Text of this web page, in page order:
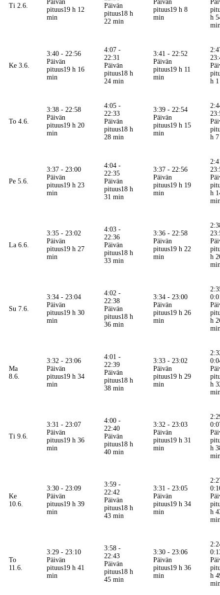
Ti 2.6.
Päivän
pituus19 h 12
min
Päivän
pituus18 h
22 min
Päivän
pituus19 h 8
min
h
Ke 3.6.
3:40 - 22:56
Päivän
pituus19 h 16
min
4:07 -
22:31
Päivän
pituus18 h
24 min
3:41 - 22:52
Päivän
pituus19 h 11
min
h
To 4.6.
3:38 - 22:58
Päivän
pituus19 h 20
min
4:05 -
22:33
Päivän
pituus18 h
28 min
3:39 - 22:54
Päivän
pituus19 h 15
min
h
Pe 5.6.
3:37 - 23:00
Päivän
pituus19 h 23
min
4:04 -
22:35
Päivän
pituus18 h
31 min
3:37 - 22:56
Päivän
pituus19 h 19
min
h
La 6.6.
3:35 - 23:02
Päivän
pituus19 h 27
min
4:03 -
22:36
Päivän
pituus18 h
33 min
3:36 - 22:58
Päivän
pituus19 h 22
min
h
Su 7.6.
3:34 - 23:04
Päivän
pituus19 h 30
min
4:02 -
22:38
Päivän
pituus18 h
36 min
3:34 - 23:00
Päivän
pituus19 h 26
min
h
Ma
8.6.
3:32 - 23:06
Päivän
pituus19 h 34
min
4:01 -
22:39
Päivän
pituus18 h
38 min
3:33 - 23:02
Päivän
pituus19 h 29
min
h
Ti 9.6.
3:31 - 23:07
Päivän
pituus19 h 36
min
4:00 -
22:40
Päivän
pituus18 h
40 min
3:32 - 23:03
Päivän
pituus19 h 31
min
h
Ke
10.6.
3:30 - 23:09
Päivän
pituus19 h 39
min
3:59 -
22:42
Päivän
pituus18 h
43 min
3:31 - 23:05
Päivän
pituus19 h 34
min
h
To
11.6.
3:29 - 23:10
Päivän
pituus19 h 41
min
3:58 -
22:43
Päivän
pituus18 h
45 min
3:30 - 23:06
Päivän
pituus19 h 36
min
h